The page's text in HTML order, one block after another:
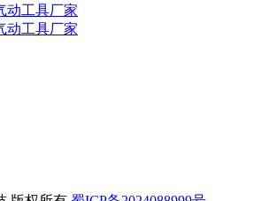
动工具厂家
动工具厂家